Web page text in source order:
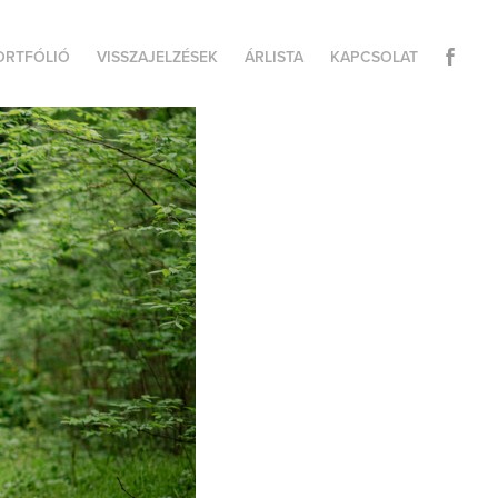
VISSZAJELZÉSEK ÁRLISTA KAPCSOLAT